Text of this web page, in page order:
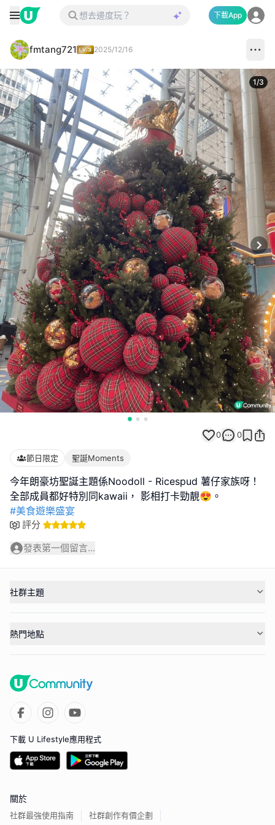
下載App
fmtang721 2025/12/16
1/3
0 0
節日限定 聖誕Moments
今年朗豪坊聖誕主題係Noodoll - Ricespud 薯仔家族呀！
#美食遊樂盛宴
評分
發表第一個留言...
社群主題
熱門地點
下載 U Lifestyle應用程式
關於
社群最強使用指南 社群創作有價企劃